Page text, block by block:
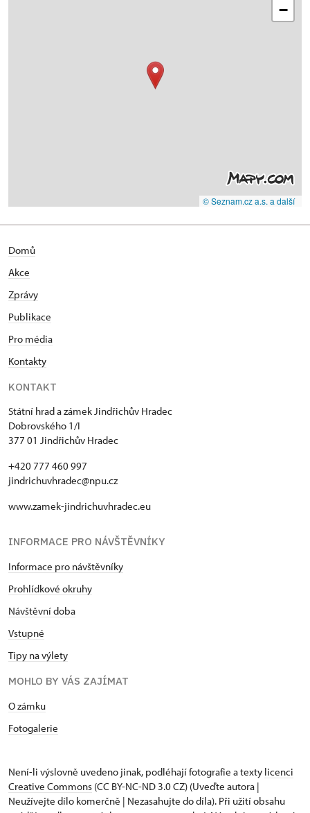
−
© Seznam.cz a.s. a další
Domů
Akce
Zprávy
Publikace
Pro média
Kontakty
KONTAKT
Státní hrad a zámek Jindřichův Hradec
Dobrovského 1/I
377 01 Jindřichův Hradec
+420 777 460 997
jindrichuvhradec@npu.cz
www.zamek-jindrichuvhradec.eu
INFORMACE PRO NÁVŠTĚVNÍKY
Informace pro návštěvníky
Prohlídkové okruhy
Návštěvní doba
Vstupné
Tipy na výlety
MOHLO BY VÁS ZAJÍMAT
O zámku
Fotogalerie
Není-li výslovně uvedeno jinak, podléhají fotografie a texty licenci
Creative Commons (CC BY-NC-ND 3.0 CZ) (Uveďte autora |
Neužívejte dílo komerčně | Nezasahujte do díla). Při užití obsahu